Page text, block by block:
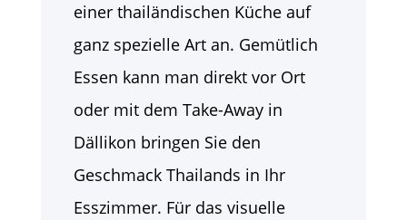
einer thailändischen Küche auf
ganz spezielle Art an. Gemütlich
Essen kann man direkt vor Ort
oder mit dem Take-Away in
Dällikon bringen Sie den
Geschmack Thailands in Ihr
Esszimmer. Für das visuelle